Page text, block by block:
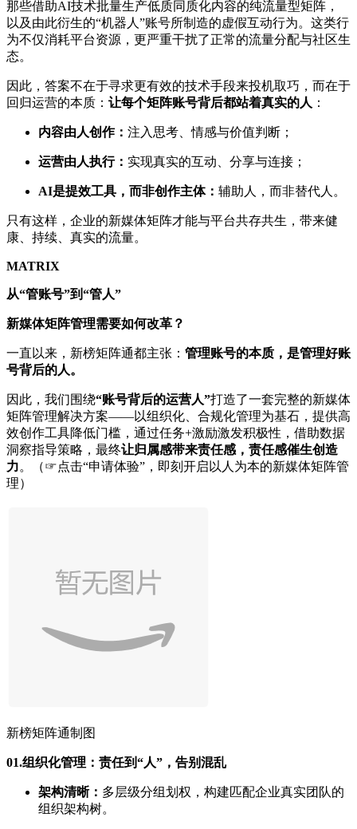
那些借助AI技术批量生产低质同质化内容的纯流量型矩阵，
以及由此衍生的“机器人”账号所制造的虚假互动行为。这类行
为不仅消耗平台资源，更严重干扰了正常的流量分配与社区生
态。
因此，答案不在于寻求更有效的技术手段来投机取巧，而在于
回归运营的本质： 让每个矩阵账号背后都站着真实的人 ：
内容由人创作： 注入思考、情感与价值判断；
运营由人执行： 实现真实的互动、分享与连接；
AI是提效工具，而非创作主体： 辅助人，而非替代人。
只有这样，企业的新媒体矩阵才能与平台共存共生，带来健
康、持续、真实的流量。
MATRIX
从“管账号”到“管人”
新媒体矩阵管理需要如何改革？
一直以来，新榜矩阵通都主张： 管理账号的本质，是管理好账
号背后的人。
因此，我们围绕“账号背后的运营人”打造了一套完整的新媒体
矩阵管理解决方案——以组织化、合规化管理为基石，提供高
效创作工具降低门槛，通过任务+激励激发积极性，借助数据
洞察指导策略，最终让归属感带来责任感，责任感催生创造
力。（☞点击“申请体验”，即刻开启以人为本的新媒体矩阵管
理）
新榜矩阵通制图
01.组织化管理：责任到“人”，告别混乱
架构清晰： 多层级分组划权，构建匹配企业真实团队的
组织架构树。